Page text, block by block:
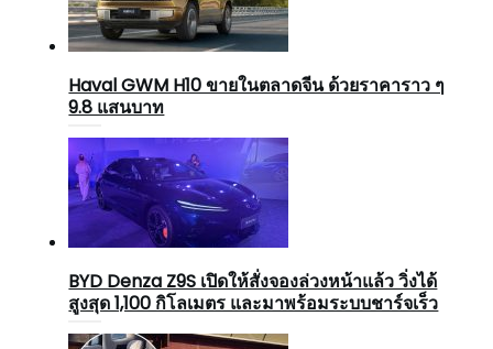
Haval GWM H10 ขายในตลาดจีน ด้วยราคาราว ๆ
9.8 แสนบาท
BYD Denza Z9S เปิดให้สั่งจองล่วงหน้าแล้ว วิ่งได้
สูงสุด 1,100 กิโลเมตร และมาพร้อมระบบชาร์จเร็ว